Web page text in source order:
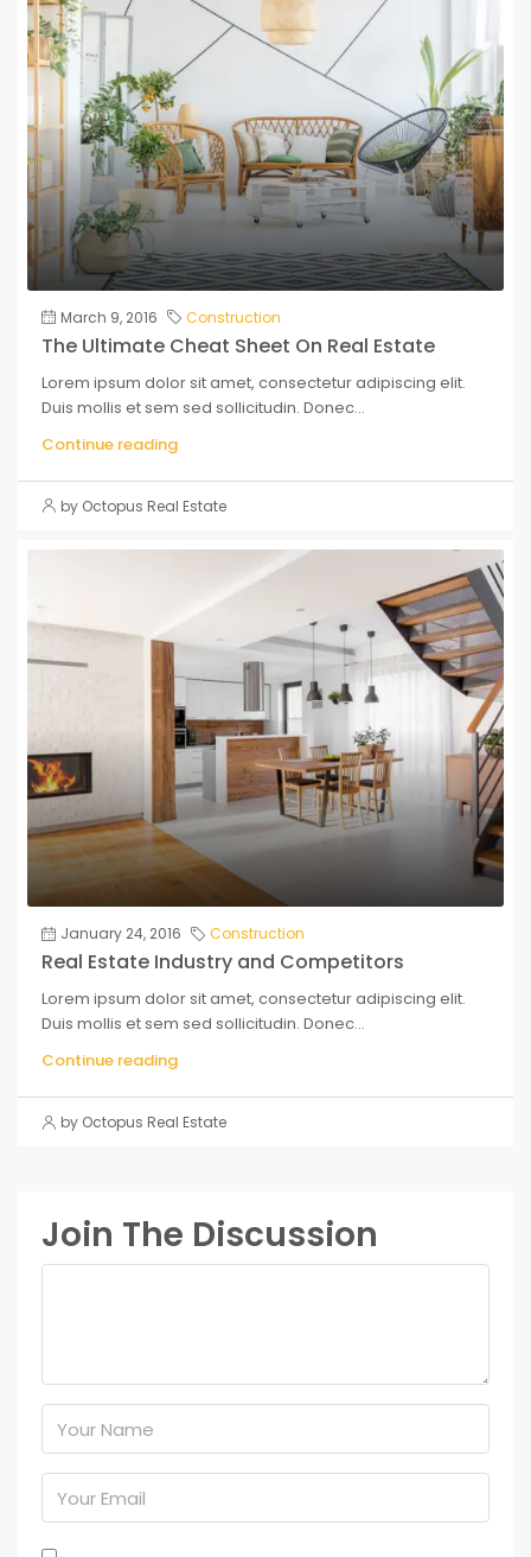
March 9, 2016 Construction
The Ultimate Cheat Sheet On Real Estate
Lorem ipsum dolor sit amet, consectetur adipiscing elit.
Duis mollis et sem sed sollicitudin. Donec...
Continue reading
by Octopus Real Estate
January 24, 2016 Construction
Real Estate Industry and Competitors
Lorem ipsum dolor sit amet, consectetur adipiscing elit.
Duis mollis et sem sed sollicitudin. Donec...
Continue reading
by Octopus Real Estate
Join The Discussion